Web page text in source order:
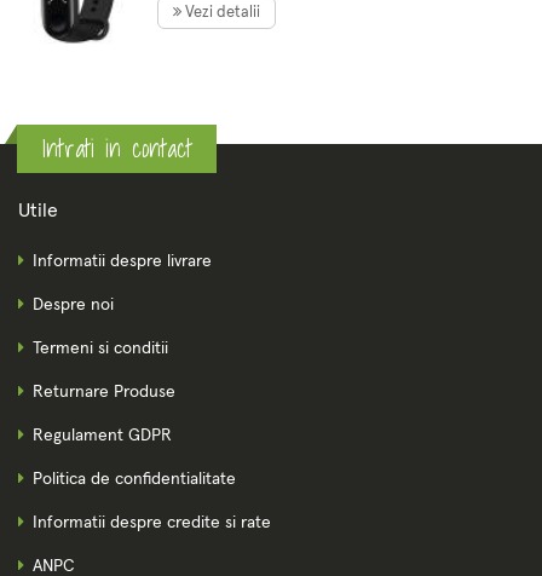
Vezi detalii
Intrati in contact
Utile
Informatii despre livrare
Despre noi
Termeni si conditii
Returnare Produse
Regulament GDPR
Politica de confidentialitate
Informatii despre credite si rate
ANPC